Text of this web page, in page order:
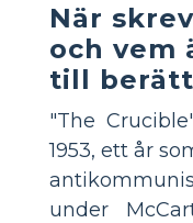
När
och vem
till
"The
1953, ett år
under